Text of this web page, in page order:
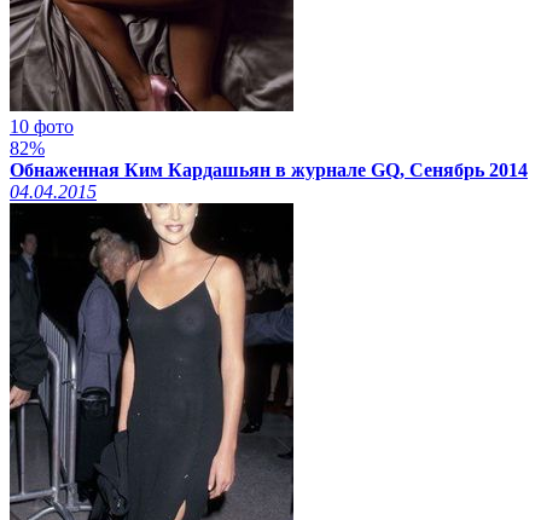
10 фото
82%
Обнаженная Ким Кардашьян в журнале GQ, Сенябрь 2014
04.04.2015